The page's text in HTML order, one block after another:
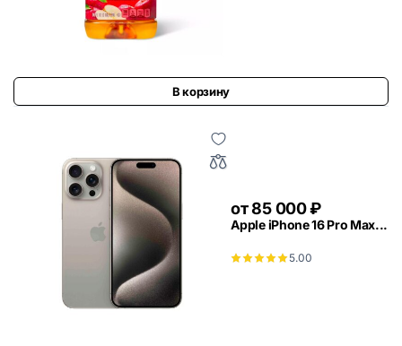
В корзину
от85 000₽
Apple iPhone 16 Pro Max...
5.00